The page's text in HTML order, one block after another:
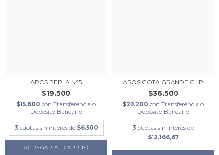
AROS PERLA N°5
$19.500
$15.600 con Transferencia o
Depósito Bancario
3 cuotas sin interés de $6.500
AROS GOTA GRANDE CLIP
$36.500
$29.200 con Transferencia o
Depósito Bancario
3 cuotas sin interés de
$12.166,67